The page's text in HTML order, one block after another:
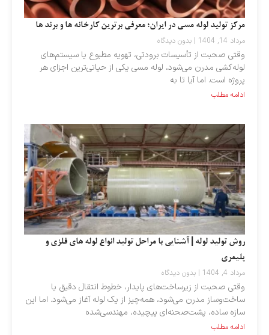
مرکز تولید لوله مسی در ایران؛ معرفی برترین کارخانه‌ ها و برند ها
مرداد 14, 1404 بدون دیدگاه
وقتی صحبت از تأسیسات برودتی، تهویه مطبوع یا سیستم‌های
لوله‌کشی مدرن می‌شود، لوله مسی یکی از حیاتی‌ترین اجزای هر
پروژه است. اما آیا تا به
ادامه مطلب
روش تولید لوله | آشنایی با مراحل تولید انواع لوله‌ های فلزی و
پلیمری
مرداد 4, 1404 بدون دیدگاه
وقتی صحبت از زیرساخت‌های پایدار، خطوط انتقال دقیق یا
ساخت‌وساز مدرن می‌شود، همه‌چیز از یک لوله آغاز می‌شود. اما این
سازه ساده، پشت‌صحنه‌ای پیچیده، مهندسی‌شده
ادامه مطلب